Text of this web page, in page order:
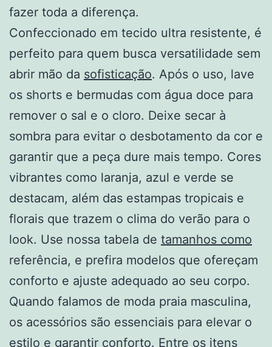
fazer toda a diferença.
Confeccionado em tecido ultra resistente, é
perfeito para quem busca versatilidade sem
abrir mão da sofisticação. Após o uso, lave
os shorts e bermudas com água doce para
remover o sal e o cloro. Deixe secar à
sombra para evitar o desbotamento da cor e
garantir que a peça dure mais tempo. Cores
vibrantes como laranja, azul e verde se
destacam, além das estampas tropicais e
florais que trazem o clima do verão para o
look. Use nossa tabela de tamanhos como
referência, e prefira modelos que ofereçam
conforto e ajuste adequado ao seu corpo.
Quando falamos de moda praia masculina,
os acessórios são essenciais para elevar o
estilo e garantir conforto. Entre os itens